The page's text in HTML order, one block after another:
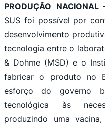
PRODUÇÃO NACIONAL
SUS foi possível por
desenvolvimento
tecnologia entre o
& Dohme (MSD) e o
fabricar o produto no
esforço do governo
tecnológica às
produzindo uma